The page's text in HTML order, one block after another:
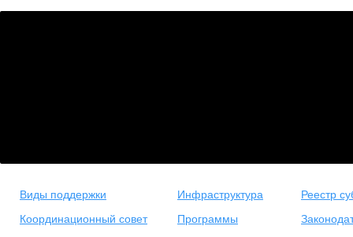
Виды поддержки Инфраструктура
Реестр
Координационный совет
Программы